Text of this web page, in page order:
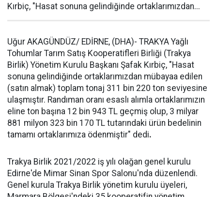
Kırbiç, "Hasat sonuna gelindiğinde ortaklarımızdan...
Uğur AKAGÜNDÜZ/ EDİRNE, (DHA)- TRAKYA Yağlı
Tohumlar Tarım Satış Kooperatifleri Birliği (Trakya
Birlik) Yönetim Kurulu Başkanı Şafak Kırbiç, "Hasat
sonuna gelindiğinde ortaklarımızdan mübayaa edilen
(satın almak) toplam tonaj 311 bin 220 ton seviyesine
ulaşmıştır. Randıman oranı esaslı alımla ortaklarımızın
eline ton başına 12 bin 943 TL geçmiş olup, 3 milyar
881 milyon 323 bin 170 TL tutarındaki ürün bedelinin
tamamı ortaklarımıza ödenmiştir" dedi.
Trakya Birlik 2021/2022 iş yılı olağan genel kurulu
Edirne'de Mimar Sinan Spor Salonu'nda düzenlendi.
Genel kurula Trakya Birlik yönetim kurulu üyeleri,